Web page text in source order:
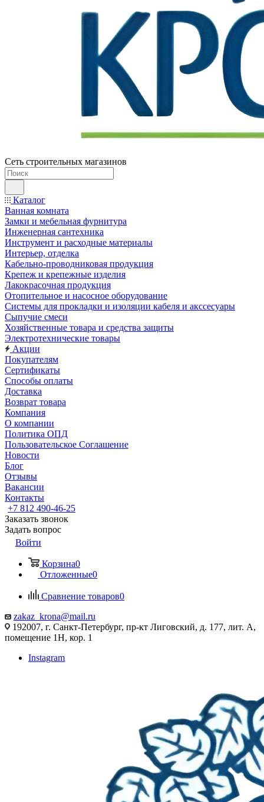
Сеть строительных магазинов
Каталог
Ванная комната
Замки и мебельная фурнитура
Инженерная сантехника
Инструмент и расходные материалы
Интерьер, отделка
Кабельно-проводниковая продукция
Крепеж и крепежные изделия
Лакокрасочная продукция
Отопительное и насосное оборудование
Системы для прокладки и изоляции кабеля и акссесуары
Сыпучие смеси
Хозяйственные товара и средства защиты
Электротехнические товары
Акции
Покупателям
Сертификаты
Способы оплаты
Доставка
Возврат товара
Компания
О компании
Политика ОПД
Пользовательское Соглашение
Новости
Блог
Отзывы
Вакансии
Контакты
+7 812 490-46-25
Заказать звонок
Задать вопрос
Войти
Корзина0
Отложенные0
Сравнение товаров0
zakaz_krona@mail.ru
192007, г. Санкт-Петербург, пр-кт Лиговский, д. 177, лит. А,
помещение 1Н, кор. 1
Instagram